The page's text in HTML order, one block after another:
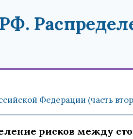
Федерации (часть
рисков между